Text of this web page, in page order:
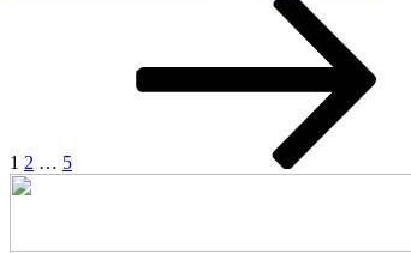
Populisten
1 2 … 5